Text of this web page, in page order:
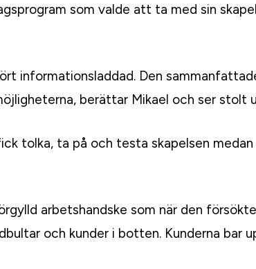
som valde att ta med sin
informationsladdad. Den
berättar Mikael och ser stolt
tolka, ta på och testa skapelsen
arbetshandske som när den
och kunder i botten. Kunderna bar